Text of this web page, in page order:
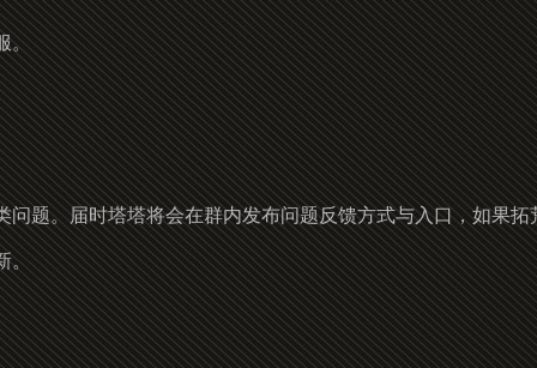
。
题。届时塔塔将会在群内发布问题反馈方式与入口，如果
。